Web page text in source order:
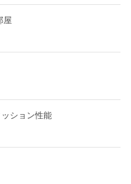
屋
ション性能